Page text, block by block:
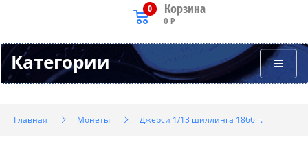
Корзина
0
0 Р
Категории
Главная Монеты Джерси 1/13 шиллинга 1866 г.